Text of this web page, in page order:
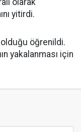
olarak
yitirdi.
öğrenildi.
yakalanması için